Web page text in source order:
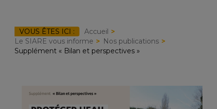
VOUS ÊTES ICI :
Accueil
Le SIARE vous informe
Nos publications
Supplément « Bilan et perspectives »